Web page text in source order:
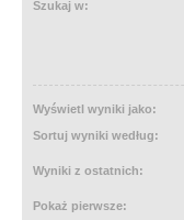
Szukaj w:
Wyświetl wyniki jako:
Sortuj wyniki według:
Wyniki z ostatnich:
Pokaż pierwsze: